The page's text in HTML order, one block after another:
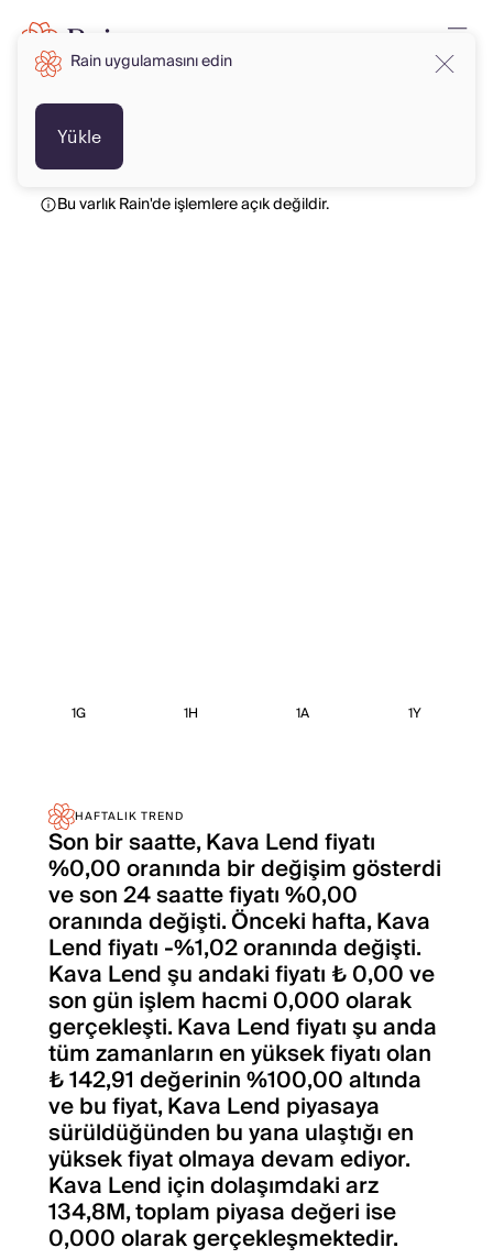
Bu varlık Rain'de işlemlere açık değildir.
1G 1H 1A 1Y
HAFTALIK TREND
Son bir saatte, Kava Lend fiyatı
%0,00 oranında bir değişim gösterdi
ve son 24 saatte fiyatı %0,00
oranında değişti. Önceki hafta, Kava
Lend fiyatı -%1,02 oranında değişti.
Kava Lend şu andaki fiyatı ₺ 0,00 ve
son gün işlem hacmi 0,000 olarak
gerçekleşti. Kava Lend fiyatı şu anda
tüm zamanların en yüksek fiyatı olan
₺ 142,91 değerinin %100,00 altında
ve bu fiyat, Kava Lend piyasaya
sürüldüğünden bu yana ulaştığı en
yüksek fiyat olmaya devam ediyor.
Kava Lend için dolaşımdaki arz
134,8M, toplam piyasa değeri ise
0,000 olarak gerçekleşmektedir.
Rain uygulamasını edin
Yükle